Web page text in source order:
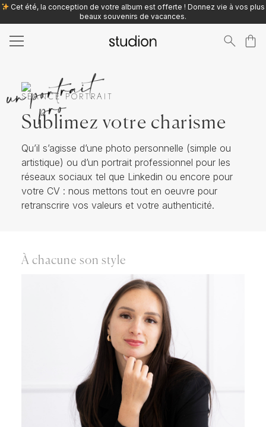
Cet été, la conception de votre album est offerte ! Donnez vie à vos plus
beaux souvenirs de vacances.
un portrait
pro
SÉANCE PORTRAIT
Sublimez votre charisme
Qu’il s’agisse d’une photo personnelle (simple ou
artistique) ou d’un portrait professionnel pour les
réseaux sociaux tel que Linkedin ou encore pour
votre CV : nous mettons tout en oeuvre pour
retranscrire vos valeurs et votre authenticité.
À chacune son style